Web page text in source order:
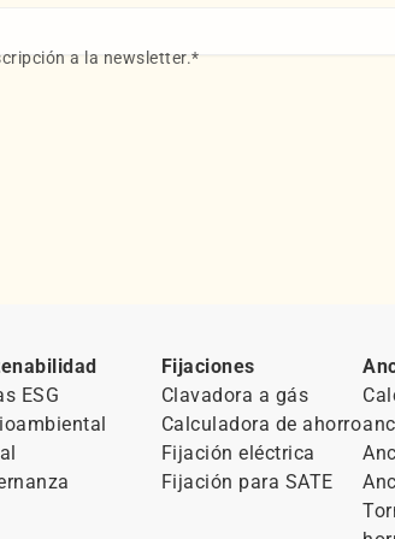
a la newsletter.*
ESG
Fijaciones
Clavadora a gás
Calculadora de ahorro
Fijación eléctrica
Fijación para SATE